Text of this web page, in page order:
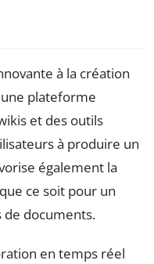
à la création
plateforme
et des outils
à produire un
également la
ce soit pour un
de documents.
en temps réel